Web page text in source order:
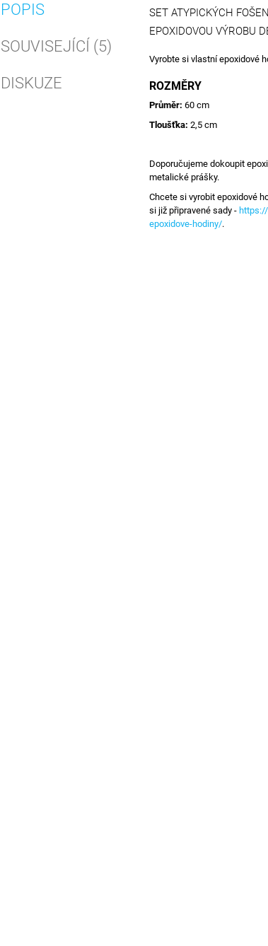
POPIS
SOUVISEJÍCÍ (5)
DISKUZE
SET ATYPICKÝCH
EPOXIDOVOU VÝROBU
Vyrobte si vlastní epoxidové
ROZMĚRY
Průměr: 60 cm
Tloušťka: 2,5 cm
Doporučujeme dokoupit
metalické prášky.
Chcete si vyrobit epoxidové
si již připravené sady -
epoxidove-hodiny/.